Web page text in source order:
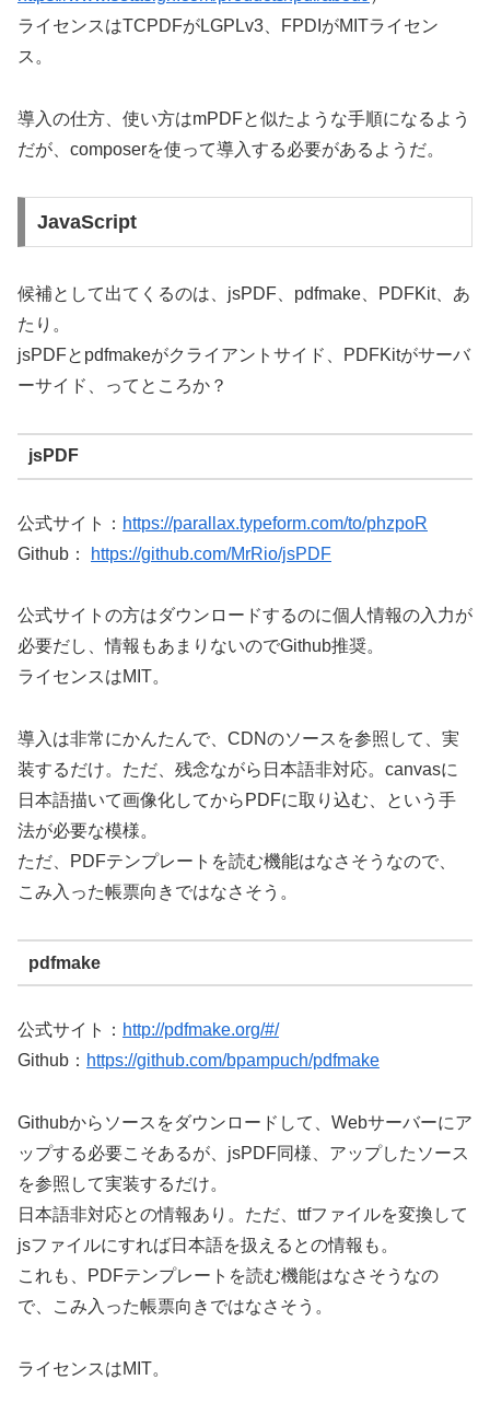
ライセンスはTCPDFがLGPLv3、FPDIがMITライセン
ス。
導入の仕方、使い方はmPDFと似たような手順になるよう
だが、composerを使って導入する必要があるようだ。
JavaScript
候補として出てくるのは、jsPDF、pdfmake、PDFKit、あ
たり。
jsPDFとpdfmakeがクライアントサイド、PDFKitがサーバ
ーサイド、ってところか？
jsPDF
公式サイト： https://parallax.typeform.com/to/phzpoR
Github：
https://github.com/MrRio/jsPDF
公式サイトの方はダウンロードするのに個人情報の入力が
必要だし、情報もあまりないのでGithub推奨。
ライセンスはMIT。
導入は非常にかんたんで、CDNのソースを参照して、実
装するだけ。ただ、残念ながら日本語非対応。canvasに
日本語描いて画像化してからPDFに取り込む、という手
法が必要な模様。
ただ、PDFテンプレートを読む機能はなさそうなので、
こみ入った帳票向きではなさそう。
pdfmake
公式サイト： http://pdfmake.org/#/
Github： https://github.com/bpampuch/pdfmake
Githubからソースをダウンロードして、Webサーバーにア
ップする必要こそあるが、jsPDF同様、アップしたソース
を参照して実装するだけ。
日本語非対応との情報あり。ただ、ttfファイルを変換して
jsファイルにすれば日本語を扱えるとの情報も。
これも、PDFテンプレートを読む機能はなさそうなの
で、こみ入った帳票向きではなさそう。
ライセンスはMIT。